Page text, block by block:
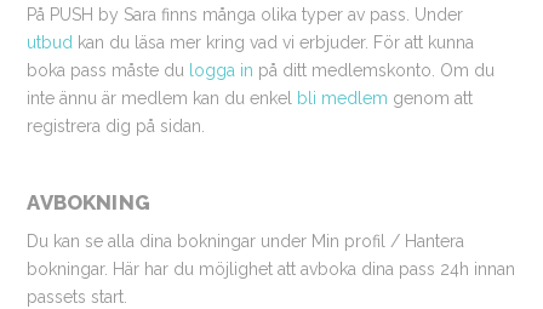
På PUSH by Sara finns många olika typer av pass. Under
utbud kan du läsa mer kring vad vi erbjuder. För att kunna
boka pass måste du logga in på ditt medlemskonto. Om du
inte ännu är medlem kan du enkel bli medlem genom att
registrera dig på sidan.
AVBOKNING
Du kan se alla dina bokningar under Min profil / Hantera
bokningar. Här har du möjlighet att avboka dina pass 24h innan
passets start.